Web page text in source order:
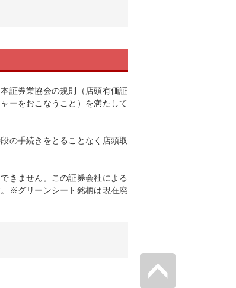
証券業協会の規則（店頭有価証
ーをおこなうこと）を満たして
の手続きをとることなく店頭取
きません。この証券会社による
※グリーンシート銘柄は現在廃